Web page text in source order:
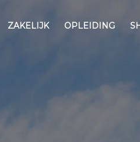
ZAKELIJK OPLEIDING